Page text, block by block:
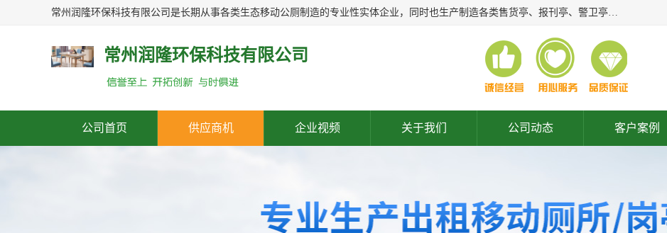
常州润隆环保科技有限公司是长期从事各类生态移动公厕制造的专业性实体企业，同时也生产制造各类售货亭、报刊亭、警卫亭等，我公司将尽全力为各用户在设计、制造、服务上提供快捷满意的全程服务，本公司愿与各用户携手共创辉煌业绩。主要产品：移动厕所;、生态厕所、 环保厕所、 流动厕所、商亭、岗亭、活动板房、移动厕所租赁等；
常州润隆环保科技有限公司
公司首页 供应商机 企业视频 关于我们 公司动态 客户案例